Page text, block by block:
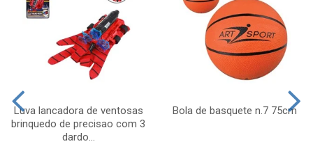
Luva lancadora de ventosas
brinquedo de precisao com 3
dardo...
Bola de basquete n.7 75cm